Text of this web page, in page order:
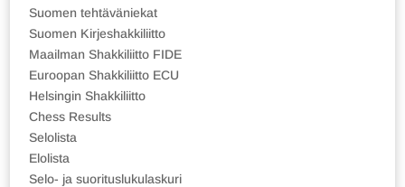
Suomen tehtäväniekat
Suomen Kirjeshakkiliitto
Maailman Shakkiliitto FIDE
Euroopan Shakkiliitto ECU
Helsingin Shakkiliitto
Chess Results
Selolista
Elolista
Selo- ja suorituslukulaskuri